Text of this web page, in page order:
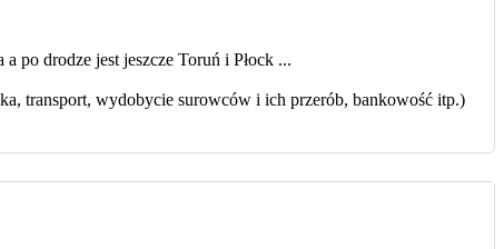
po drodze jest jeszcze Toruń i Płock ...
transport, wydobycie surowców i ich przerób, bankowość itp.)